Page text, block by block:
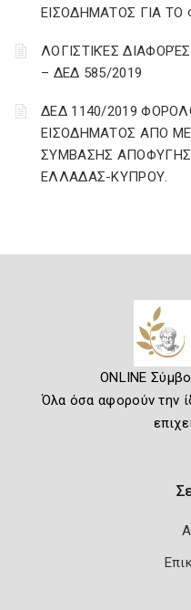
ΕΙΣΟΔΗΜΑΤΟΣ ΓΙΑ ΤΟ
ΛΟΓΙΣΤΙΚΈΣ
– ΔΕΔ 585/2019
ΔΕΔ 1140/2019
ΕΙΣΟΔΗΜΑΤΟΣ ΑΠΟ
ΣΥΜΒΑΣΗΣ
ΕΛΛΑΔΑΣ-ΚΥΠΡΟΥ.
ONLINE
Όλα όσα αφορούν την